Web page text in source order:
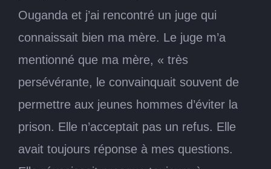
Ouganda et j’ai rencontré un juge qui
connaissait bien ma mère. Le juge m’a
mentionné que ma mère, « très
persévérante, le convainquait souvent de
permettre aux jeunes hommes d’éviter la
prison. Elle n’acceptait pas un refus. Elle
avait toujours réponse à mes questions.